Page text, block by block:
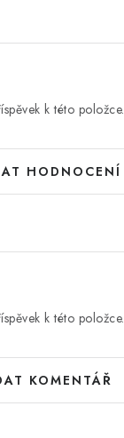
k této položce.
HODNOCENÍ
k této položce.
KOMENTÁŘ